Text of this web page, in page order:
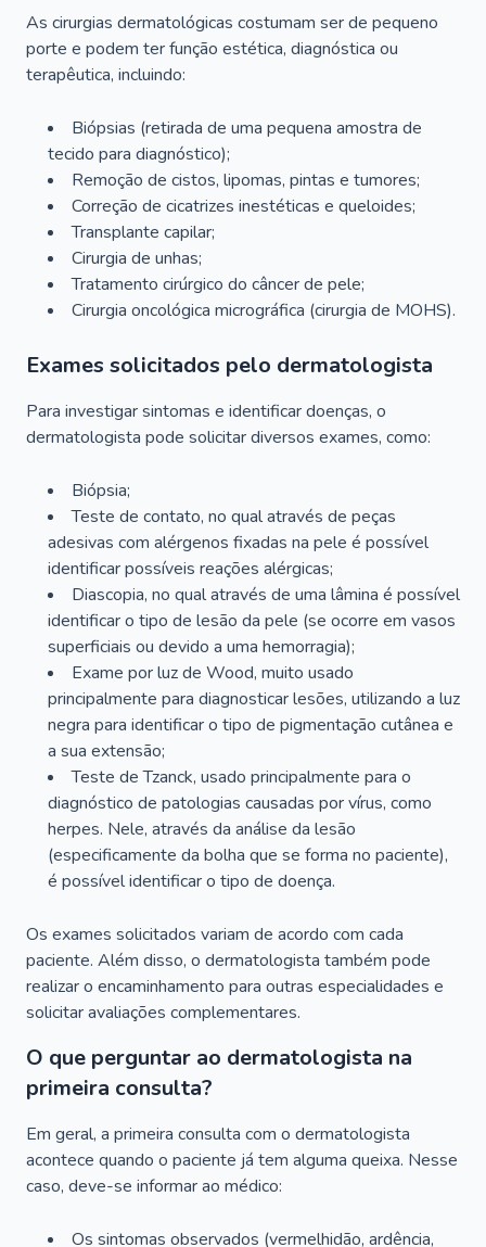
As cirurgias dermatológicas costumam ser de pequeno
porte e podem ter função estética, diagnóstica ou
terapêutica, incluindo:
Biópsias (retirada de uma pequena amostra de
tecido para diagnóstico);
Remoção de cistos, lipomas, pintas e tumores;
Correção de cicatrizes inestéticas e queloides;
Transplante capilar;
Cirurgia de unhas;
Tratamento cirúrgico do câncer de pele;
Cirurgia oncológica micrográfica (cirurgia de MOHS).
Exames solicitados pelo dermatologista
Para investigar sintomas e identificar doenças, o
dermatologista pode solicitar diversos exames, como:
Biópsia;
Teste de contato, no qual através de peças
adesivas com alérgenos fixadas na pele é possível
identificar possíveis reações alérgicas;
Diascopia, no qual através de uma lâmina é possível
identificar o tipo de lesão da pele (se ocorre em vasos
superficiais ou devido a uma hemorragia);
Exame por luz de Wood, muito usado
principalmente para diagnosticar lesões, utilizando a luz
negra para identificar o tipo de pigmentação cutânea e
a sua extensão;
Teste de Tzanck, usado principalmente para o
diagnóstico de patologias causadas por vírus, como
herpes. Nele, através da análise da lesão
(especificamente da bolha que se forma no paciente),
é possível identificar o tipo de doença.
Os exames solicitados variam de acordo com cada
paciente. Além disso, o dermatologista também pode
realizar o encaminhamento para outras especialidades e
solicitar avaliações complementares.
O que perguntar ao dermatologista na
primeira consulta?
Em geral, a primeira consulta com o dermatologista
acontece quando o paciente já tem alguma queixa. Nesse
caso, deve-se informar ao médico:
Os sintomas observados (vermelhidão, ardência,